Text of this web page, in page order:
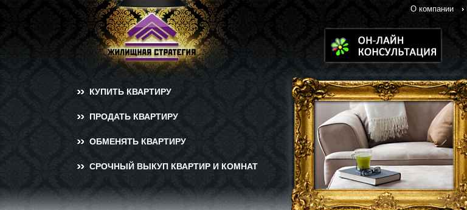
О компании
КУПИТЬ КВАРТИРУ
ПРОДАТЬ КВАРТИРУ
ОБМЕНЯТЬ КВАРТИРУ
СРОЧНЫЙ ВЫКУП КВАРТИР И КОМНАТ